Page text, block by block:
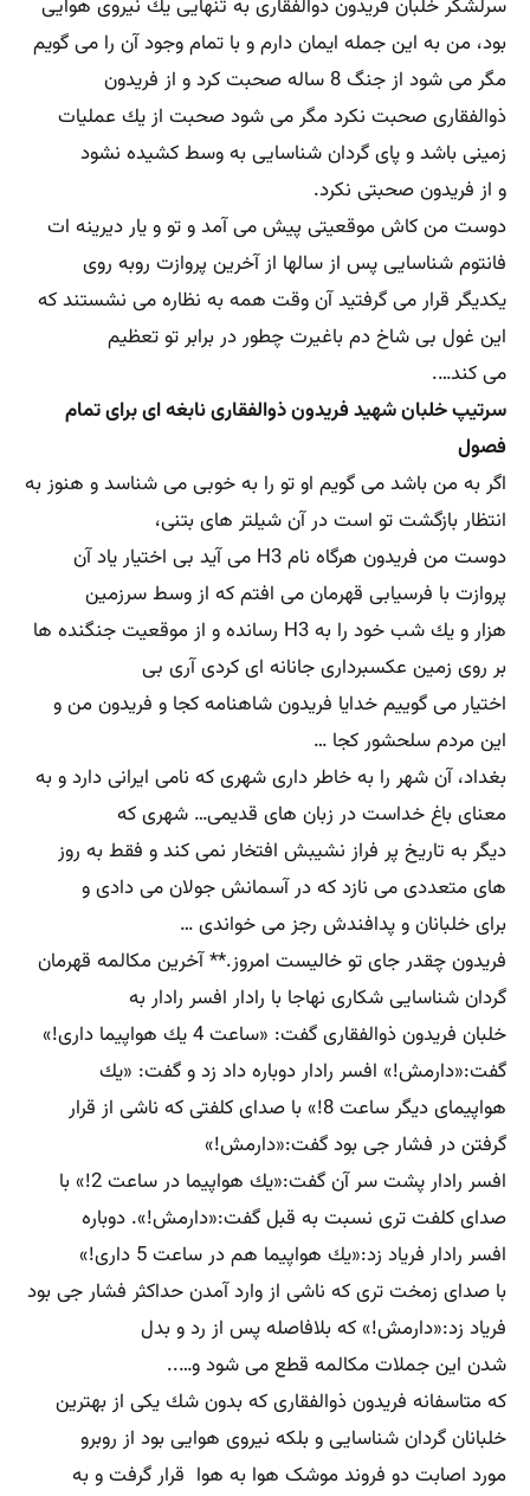
سرلشكر خلبان فریدون ذوالفقاری به تنهایی یك نیروی هوایی
بود، من به این جمله ایمان دارم و با تمام وجود آن را می گویم
مگر می شود از جنگ 8 ساله صحبت كرد و از فریدون
ذوالفقاری صحبت نكرد مگر می شود صحبت از یك عملیات
زمینی باشد و پای گردان شناسایی به وسط كشیده نشود
و از فریدون صحبتی نكرد.
دوست من كاش موقعیتی پیش می آمد و تو و یار دیرینه ات
فانتوم شناسایی پس از سالها از آخرین پروازت روبه روی
یكدیگر قرار می گرفتید آن وقت همه به نظاره می نشستند كه
این غول بی شاخ دم باغیرت چطور در برابر تو تعظیم
می كند….
سرتیپ خلبان شهید فریدون ذوالفقاری نابغه ای برای تمام
فصول
اگر به من باشد می گویم او تو را به خوبی می شناسد و هنوز به
انتظار بازگشت تو است در آن شیلتر های بتنی،
دوست من فریدون هرگاه نام H3 می آید بی اختیار یاد آن
پروازت با فرسیابی قهرمان می افتم كه از وسط سرزمین
هزار و یك شب خود را به H3 رسانده و از موقعیت جنگنده ها
بر روی زمین عكسبرداری جانانه ای کردی آری بی
اختیار می گوییم خدایا فریدون شاهنامه كجا و فریدون من و
این مردم سلحشور كجا …
بغداد، آن شهر را به خاطر داری شهری كه نامی ایرانی دارد و به
معنای باغ خداست در زبان های قدیمی… شهری كه
دیگر به تاریخ پر فراز نشیبش افتخار نمی كند و فقط به روز
های متعددی می نازد كه در آسمانش جولان می دادی و
برای خلبانان و پدافندش رجز می خواندی …
فریدون چقدر جای تو خالیست امروز.** آخرین مكالمه قهرمان
گردان شناسایی شكاری نهاجا با رادار افسر رادار به
خلبان فریدون ذوالفقاری گفت: «ساعت 4 یك هواپیما داری!»
گفت:«دارمش!» افسر رادار دوباره داد زد و گفت: «یك
هواپیمای دیگر ساعت 8!» با صدای كلفتی كه ناشی از قرار
گرفتن در فشار جی بود گفت:«دارمش!»
افسر رادار پشت سر آن گفت:«یك هواپیما در ساعت 2!» با
صدای كلفت تری نسبت به قبل گفت:«دارمش!». دوباره
افسر رادار فریاد زد:«یك هواپیما هم در ساعت 5 داری!»
با صدای زمخت تری كه ناشی از وارد آمدن حداكثر فشار جی بود
فریاد زد:«دارمش!» كه بلافاصله پس از رد و بدل
شدن این جملات مكالمه قطع می شود و…..
كه متاسفانه فریدون ذوالفقاری كه بدون شك یكی از بهترین
خلبانان گردان شناسایی و بلكه نیروی هوایی بود از روبرو
مورد اصابت دو فروند موشک هوا به هوا قرار گرفت و به